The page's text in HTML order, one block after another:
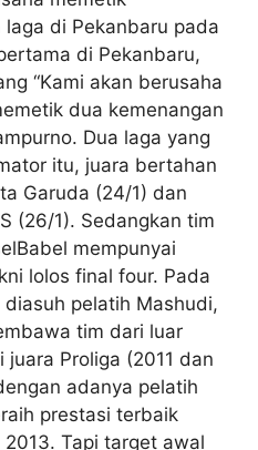
di Pekanbaru pada
di Pekanbaru,
“Kami akan berusaha
dua kemenangan
Dua laga yang
itu, juara bertahan
Garuda (24/1) dan
(26/1). Sedangkan tim
mempunyai
lolos final four. Pada
pelatih Mashudi,
tim dari luar
Proliga (2011 dan
adanya pelatih
prestasi terbaik
Tapi target awal